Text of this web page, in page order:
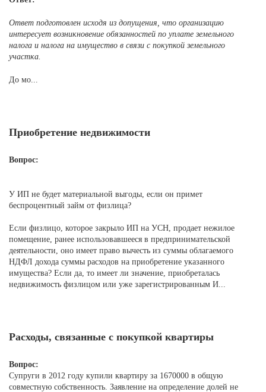
Ответ подготовлен исходя из допущения, что организацию
интересует возникновение обязанностей по уплате земельного
налога и налога на имущество в связи с покупкой земельного
участка.
До мо...
Приобретение недвижимости
Вопрос:
У ИП не будет материальной выгоды, если он примет
беспроцентный займ от физлица?
Если физлицо, которое закрыло ИП на УСН, продает нежилое
помещение, ранее использовавшееся в предпринимательской
деятельности, оно имеет право вычесть из суммы облагаемого
НДФЛ дохода суммы расходов на приобретение указанного
имущества? Если да, то имеет ли значение, приобреталась
недвижимость физлицом или уже зарегистрированным И...
Расходы, связанные с покупкой квартиры
Вопрос:
Супруги в 2012 году купили квартиру за 1670000 в общую
совместную собственность. Заявление на определение долей не